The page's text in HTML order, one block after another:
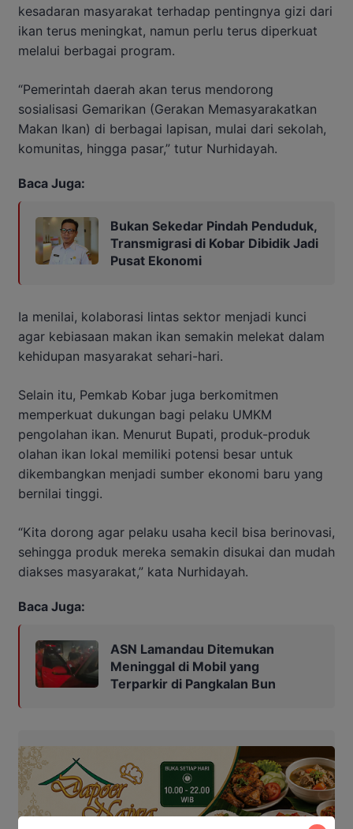
kesadaran masyarakat terhadap pentingnya gizi dari
ikan terus meningkat, namun perlu terus diperkuat
melalui berbagai program.
“Pemerintah daerah akan terus mendorong
sosialisasi Gemarikan (Gerakan Memasyarakatkan
Makan Ikan) di berbagai lapisan, mulai dari sekolah,
komunitas, hingga pasar,” tutur Nurhidayah.
Baca Juga:
Bukan Sekedar Pindah Penduduk,
Transmigrasi di Kobar Dibidik Jadi
Pusat Ekonomi
Ia menilai, kolaborasi lintas sektor menjadi kunci
agar kebiasaan makan ikan semakin melekat dalam
kehidupan masyarakat sehari-hari.
Selain itu, Pemkab Kobar juga berkomitmen
memperkuat dukungan bagi pelaku UMKM
pengolahan ikan. Menurut Bupati, produk-produk
olahan ikan lokal memiliki potensi besar untuk
dikembangkan menjadi sumber ekonomi baru yang
bernilai tinggi.
“Kita dorong agar pelaku usaha kecil bisa berinovasi,
sehingga produk mereka semakin disukai dan mudah
diakses masyarakat,” kata Nurhidayah.
Baca Juga:
ASN Lamandau Ditemukan
Meninggal di Mobil yang
Terparkir di Pangkalan Bun